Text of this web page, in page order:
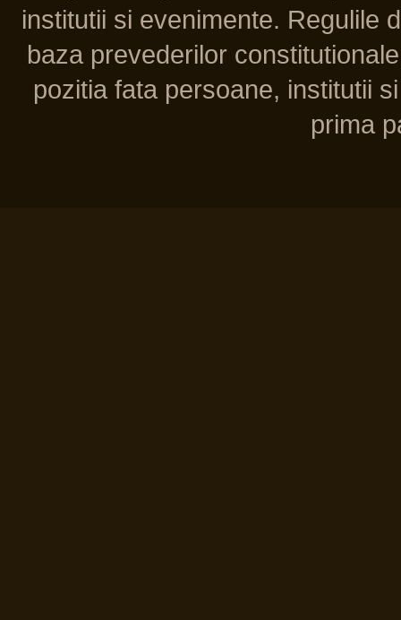
institutii si evenimente. Regulile
baza prevederilor
pozitia fata persoane, institutii
prima